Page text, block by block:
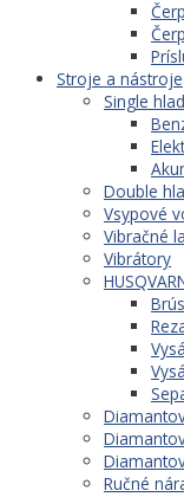
Stroje a nástroje
Single
Double
Vsypové
Vibračné
Vibrátory
Ručné